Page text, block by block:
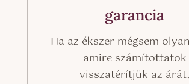
garancia
Ha az ékszer mégsem
amire számítottatok
visszatérítjük az árát.